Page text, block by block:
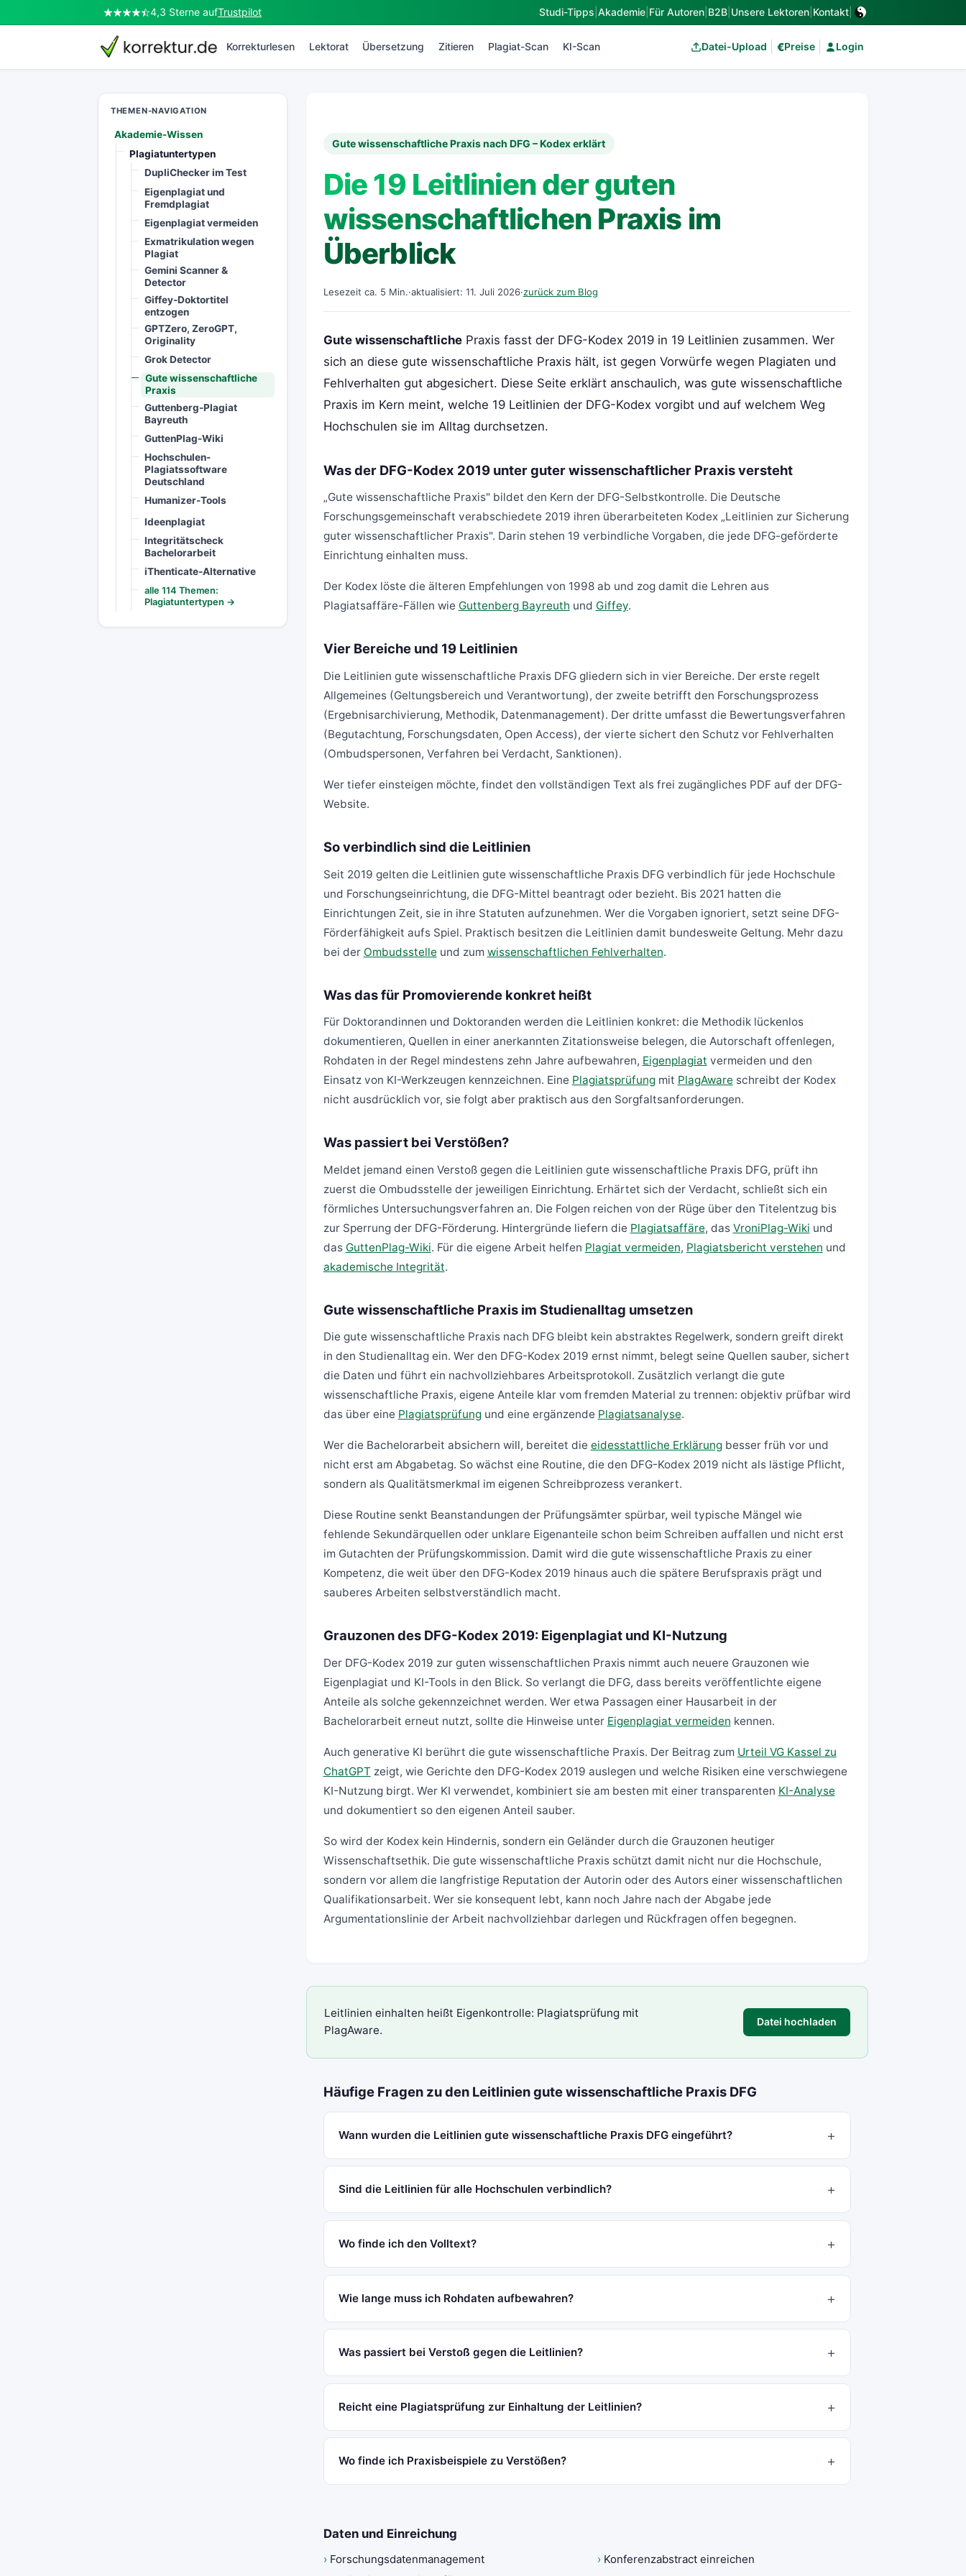
4,3 Sterne aufTrustpilot Studi-Tipps Akademie Für Autoren B2B Unsere Lektoren Kontakt
korrektur.de Korrekturlesen Lektorat Übersetzung Zitieren Plagiat-Scan KI-Scan Datei-Upload €Preise Login
THEMEN-NAVIGATION
Akademie-Wissen
Plagiatuntertypen
DupliChecker im Test
Eigenplagiat und
Fremdplagiat
Eigenplagiat vermeiden
Exmatrikulation wegen
Plagiat
Gemini Scanner &
Detector
Giffey-Doktortitel
entzogen
GPTZero, ZeroGPT,
Originality
Grok Detector
Gute wissenschaftliche
Praxis
Guttenberg-Plagiat
Bayreuth
GuttenPlag-Wiki
Hochschulen-
Plagiatssoftware
Deutschland
Humanizer-Tools
Ideenplagiat
Integritätscheck
Bachelorarbeit
iThenticate-Alternative
alle 114 Themen:
Plagiatuntertypen →
Gute wissenschaftliche Praxis nach DFG – Kodex erklärt
Die 19 Leitlinien der guten
wissenschaftlichen Praxis im
Überblick
Lesezeit ca. 5 Min.·aktualisiert: 11. Juli 2026·zurück zum Blog
Gute wissenschaftlichePraxis fasst der DFG-Kodex 2019 in 19 Leitlinien zusammen. Wer
sich an diese gute wissenschaftliche Praxis hält, ist gegen Vorwürfe wegen Plagiaten und
Fehlverhalten gut abgesichert. Diese Seite erklärt anschaulich, was gute wissenschaftliche
Praxis im Kern meint, welche 19 Leitlinien der DFG-Kodex vorgibt und auf welchem Weg
Hochschulen sie im Alltag durchsetzen.
Was der DFG-Kodex 2019 unter guter wissenschaftlicher Praxis versteht
„Gute wissenschaftliche Praxis" bildet den Kern der DFG-Selbstkontrolle. Die Deutsche
Forschungsgemeinschaft verabschiedete 2019 ihren überarbeiteten Kodex „Leitlinien zur Sicherung
guter wissenschaftlicher Praxis". Darin stehen 19 verbindliche Vorgaben, die jede DFG-geförderte
Einrichtung einhalten muss.
Der Kodex löste die älteren Empfehlungen von 1998 ab und zog damit die Lehren aus
Plagiatsaffäre-Fällen wie Guttenberg Bayreuth und Giffey.
Vier Bereiche und 19 Leitlinien
Die Leitlinien gute wissenschaftliche Praxis DFG gliedern sich in vier Bereiche. Der erste regelt
Allgemeines (Geltungsbereich und Verantwortung), der zweite betrifft den Forschungsprozess
(Ergebnisarchivierung, Methodik, Datenmanagement). Der dritte umfasst die Bewertungsverfahren
(Begutachtung, Forschungsdaten, Open Access), der vierte sichert den Schutz vor Fehlverhalten
(Ombudspersonen, Verfahren bei Verdacht, Sanktionen).
Wer tiefer einsteigen möchte, findet den vollständigen Text als frei zugängliches PDF auf der DFG-
Website.
So verbindlich sind die Leitlinien
Seit 2019 gelten die Leitlinien gute wissenschaftliche Praxis DFG verbindlich für jede Hochschule
und Forschungseinrichtung, die DFG-Mittel beantragt oder bezieht. Bis 2021 hatten die
Einrichtungen Zeit, sie in ihre Statuten aufzunehmen. Wer die Vorgaben ignoriert, setzt seine DFG-
Förderfähigkeit aufs Spiel. Praktisch besitzen die Leitlinien damit bundesweite Geltung. Mehr dazu
bei der Ombudsstelleund zum wissenschaftlichen Fehlverhalten.
Was das für Promovierende konkret heißt
Für Doktorandinnen und Doktoranden werden die Leitlinien konkret: die Methodik lückenlos
dokumentieren, Quellen in einer anerkannten Zitationsweise belegen, die Autorschaft offenlegen,
Rohdaten in der Regel mindestens zehn Jahre aufbewahren, Eigenplagiat vermeiden und den
Einsatz von KI-Werkzeugen kennzeichnen. Eine Plagiatsprüfungmit PlagAwareschreibt der Kodex
nicht ausdrücklich vor, sie folgt aber praktisch aus den Sorgfaltsanforderungen.
Was passiert bei Verstößen?
Meldet jemand einen Verstoß gegen die Leitlinien gute wissenschaftliche Praxis DFG, prüft ihn
zuerst die Ombudsstelle der jeweiligen Einrichtung. Erhärtet sich der Verdacht, schließt sich ein
förmliches Untersuchungsverfahren an. Die Folgen reichen von der Rüge über den Titelentzug bis
zur Sperrung der DFG-Förderung. Hintergründe liefern die Plagiatsaffäre, das VroniPlag-Wiki und
das GuttenPlag-Wiki. Für die eigene Arbeit helfen Plagiat vermeiden, Plagiatsbericht verstehen und
akademische Integrität.
Gute wissenschaftliche Praxis im Studienalltag umsetzen
Die gute wissenschaftliche Praxis nach DFG bleibt kein abstraktes Regelwerk, sondern greift direkt
in den Studienalltag ein. Wer den DFG-Kodex 2019 ernst nimmt, belegt seine Quellen sauber, sichert
die Daten und führt ein nachvollziehbares Arbeitsprotokoll. Zusätzlich verlangt die gute
wissenschaftliche Praxis, eigene Anteile klar vom fremden Material zu trennen: objektiv prüfbar wird
das über eine Plagiatsprüfungund eine ergänzende Plagiatsanalyse.
Wer die Bachelorarbeit absichern will, bereitet die eidesstattliche Erklärungbesser früh vor und
nicht erst am Abgabetag. So wächst eine Routine, die den DFG-Kodex 2019 nicht als lästige Pflicht,
sondern als Qualitätsmerkmal im eigenen Schreibprozess verankert.
Diese Routine senkt Beanstandungen der Prüfungsämter spürbar, weil typische Mängel wie
fehlende Sekundärquellen oder unklare Eigenanteile schon beim Schreiben auffallen und nicht erst
im Gutachten der Prüfungskommission. Damit wird die gute wissenschaftliche Praxis zu einer
Kompetenz, die weit über den DFG-Kodex 2019 hinaus auch die spätere Berufspraxis prägt und
sauberes Arbeiten selbstverständlich macht.
Grauzonen des DFG-Kodex 2019: Eigenplagiat und KI-Nutzung
Der DFG-Kodex 2019 zur guten wissenschaftlichen Praxis nimmt auch neuere Grauzonen wie
Eigenplagiat und KI-Tools in den Blick. So verlangt die DFG, dass bereits veröffentlichte eigene
Anteile als solche gekennzeichnet werden. Wer etwa Passagen einer Hausarbeit in der
Bachelorarbeit erneut nutzt, sollte die Hinweise unter Eigenplagiat vermeiden kennen.
Auch generative KI berührt die gute wissenschaftliche Praxis. Der Beitrag zum Urteil VG Kassel zu
ChatGPT zeigt, wie Gerichte den DFG-Kodex 2019 auslegen und welche Risiken eine verschwiegene
KI-Nutzung birgt. Wer KI verwendet, kombiniert sie am besten mit einer transparenten KI-Analyse
und dokumentiert so den eigenen Anteil sauber.
So wird der Kodex kein Hindernis, sondern ein Geländer durch die Grauzonen heutiger
Wissenschaftsethik. Die gute wissenschaftliche Praxis schützt damit nicht nur die Hochschule,
sondern vor allem die langfristige Reputation der Autorin oder des Autors einer wissenschaftlichen
Qualifikationsarbeit. Wer sie konsequent lebt, kann noch Jahre nach der Abgabe jede
Argumentationslinie der Arbeit nachvollziehbar darlegen und Rückfragen offen begegnen.
Leitlinien einhalten heißt Eigenkontrolle: Plagiatsprüfung mit
PlagAware.
Datei hochladen
Häufige Fragen zu den Leitlinien gute wissenschaftliche Praxis DFG
Wann wurden die Leitlinien gute wissenschaftliche Praxis DFG eingeführt?
Sind die Leitlinien für alle Hochschulen verbindlich?
Wo finde ich den Volltext?
Wie lange muss ich Rohdaten aufbewahren?
Was passiert bei Verstoß gegen die Leitlinien?
Reicht eine Plagiatsprüfung zur Einhaltung der Leitlinien?
Wo finde ich Praxisbeispiele zu Verstößen?
Daten und Einreichung
› Forschungsdatenmanagement › Konferenzabstract einreichen